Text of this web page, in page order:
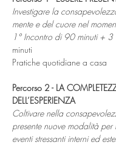
Investigare la
mente e del cuore nel
1° Incontro di 90 minuti + 3
minuti
Pratiche quotidiane a casa
Percorso 2 - LA
DELL’ESPERIENZA
Coltivare nella
presente nuove modalità per
eventi stressanti interni ed